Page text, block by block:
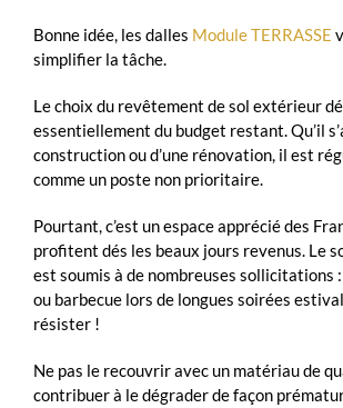
Bonne idée, les dalles Module TERRASSE
simplifier la tâche.
Le choix du revêtement de sol extérieur
essentiellement du budget restant. Qu’il
construction ou d’une rénovation, il est
comme un poste non prioritaire.
Pourtant, c’est un espace apprécié des
profitent dés les beaux jours revenus. Le
est soumis à de nombreuses sollicitations
ou barbecue lors de longues soirées
résister !
Ne pas le recouvrir avec un matériau de
contribuer à le dégrader de façon